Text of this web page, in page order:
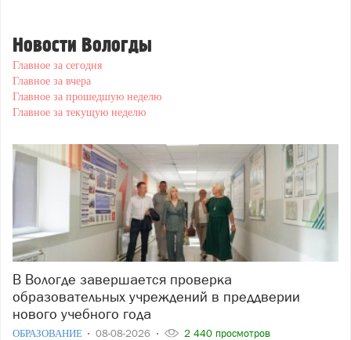
Новости Вологды
Главное за сегодня
Главное за вчера
Главное за прошедшую неделю
Главное за текущую неделю
В Вологде завершается проверка
образовательных учреждений в преддверии
нового учебного года
ОБРАЗОВАНИЕ 08-08-2026 2 440 просмотров